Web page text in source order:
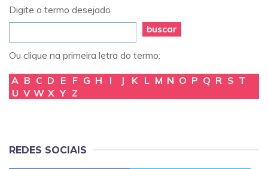
Digite o termo desejado
buscar
Ou clique na primeira letra do termo:
A B C D E F G H I J K L M N O P Q R S T
U V W X Y Z
REDES SOCIAIS